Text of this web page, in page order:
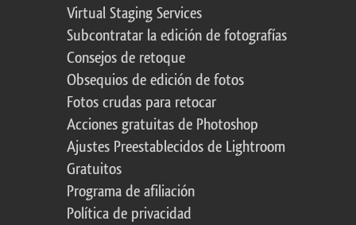
Virtual Staging Services
Subcontratar la edición de fotografías
Consejos de retoque
Obsequios de edición de fotos
Fotos crudas para retocar
Acciones gratuitas de Photoshop
Ajustes Preestablecidos de Lightroom
Gratuitos
Programa de afiliación
Política de privacidad